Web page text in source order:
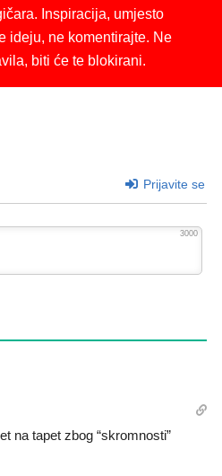
Inspiracija, umjesto
ideju, ne komentirajte. Ne
biti će te blokirani.
Prijavite se
3000
na tapet zbog “skromnosti”